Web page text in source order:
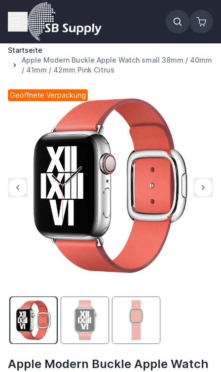
Zum Inhalt springen
Startseite
Apple Modern Buckle Apple Watch small 38mm / 40mm
/ 41mm / 42mm Pink Citrus
Geöffnete Verpackung
Apple Modern Buckle Apple Watch